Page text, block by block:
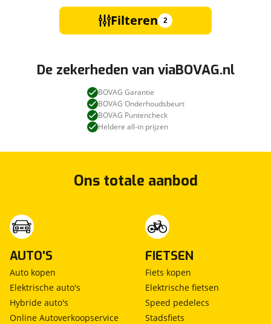
Filteren 2
De zekerheden van viaBOVAG.nl
BOVAG Garantie
BOVAG Onderhoudsbeurt
BOVAG Puntencheck
Heldere all-in prijzen
Ons totale aanbod
AUTO'S
Auto kopen
Elektrische auto's
Hybride auto's
Online Autoverkoopservice
FIETSEN
Fiets kopen
Elektrische fietsen
Speed pedelecs
Stadsfiets